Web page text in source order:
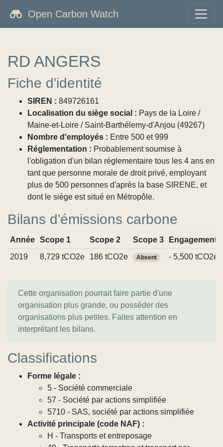
Open Carbon Watch
RD ANGERS
Fiche d'identité
SIREN : 849726161
Localisation du siège social : Pays de la Loire /
Maine-et-Loire / Saint-Barthélemy-d'Anjou (49267)
Nombre d'employés : Entre 500 et 999
Réglementation : Probablement soumise à
l'obligation d'un bilan réglementaire tous les 4 ans en
tant que personne morale de droit privé, employant
plus de 500 personnes d'après la base SIRENE, et
dont le siège est situé en Métropôle.
Bilans d'émissions carbone
Année Scope 1 Scope 2 Scope 3
Engagements
2019
8,729 tCO2e 186 tCO2e Absent - 5,500 tCO2e
Cette organisation pourrait faire partie d'une
organisation plus grande, ou posséder des
organisations plus petites. Faites attention en
interprétant les bilans.
Classifications
Forme légale :
5 - Société commerciale
57 - Société par actions simplifiée
5710 - SAS, société par actions simplifiée
Activité principale (code NAF) :
H - Transports et entreposage